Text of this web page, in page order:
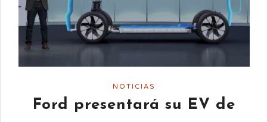
NOTICIAS
Ford presentará su EV de